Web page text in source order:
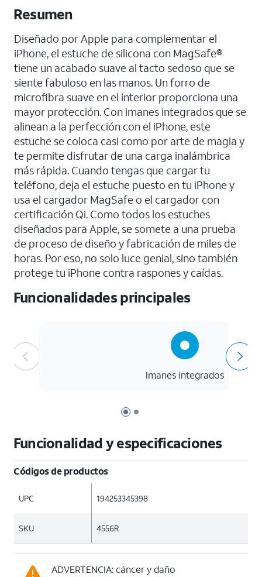
Resumen
Diseñado por Apple para complementar el
iPhone, el estuche de silicona con MagSafe®
tiene un acabado suave al tacto sedoso que se
siente fabuloso en las manos. Un forro de
microfibra suave en el interior proporciona una
mayor protección. Con imanes integrados que se
alinean a la perfección con el iPhone, este
estuche se coloca casi como por arte de magia y
te permite disfrutar de una carga inalámbrica
más rápida. Cuando tengas que cargar tu
teléfono, deja el estuche puesto en tu iPhone y
usa el cargador MagSafe o el cargador con
certificación Qi. Como todos los estuches
diseñados para Apple, se somete a una prueba
de proceso de diseño y fabricación de miles de
horas. Por eso, no solo luce genial, sino también
protege tu iPhone contra raspones y caídas.
Funcionalidades principales
Página 1 de 2
Página 2 de 2
Imanes integrados
Funcionalidad y especificaciones
Códigos de productos
UPC 194253345398
SKU 4556R
ADVERTENCIA: cáncer y daño